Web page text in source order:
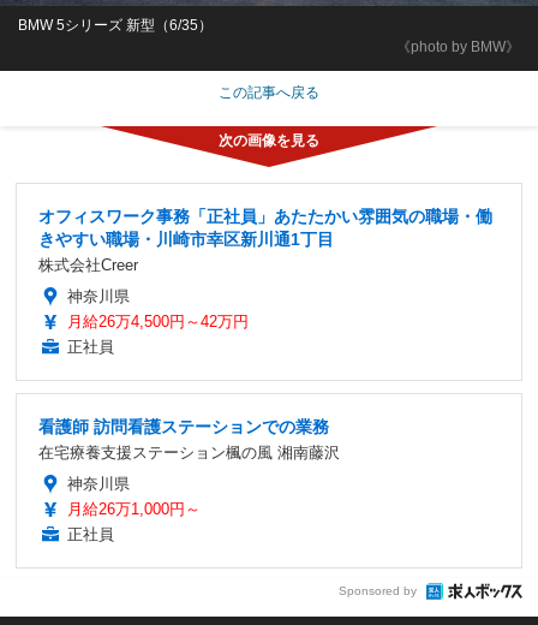
《photo by BMW》
BMW 5シリーズ 新型（6/35）
この記事へ戻る
オフィスワーク事務「正社員」あたたかい雰囲気の職場・働
きやすい職場・川崎市幸区新川通1丁目
株式会社Creer
神奈川県
月給26万4,500円～42万円
正社員
看護師 訪問看護ステーションでの業務
在宅療養支援ステーション楓の風 湘南藤沢
神奈川県
月給26万1,000円～
正社員
Sponsored by